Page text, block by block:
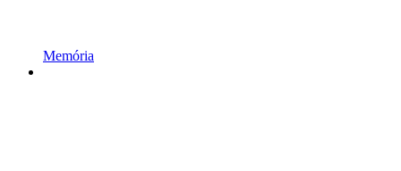
Memória